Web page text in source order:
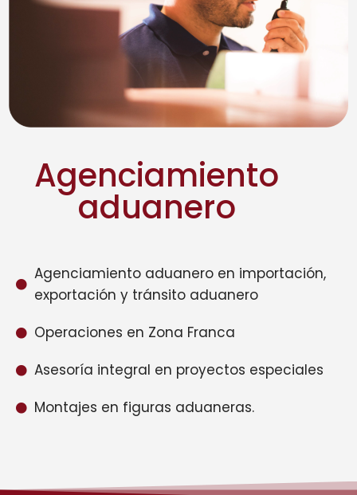
Agenciamiento
aduanero
Agenciamiento aduanero en importación,
exportación y tránsito aduanero
Operaciones en Zona Franca
Asesoría integral en proyectos especiales
Montajes en figuras aduaneras.